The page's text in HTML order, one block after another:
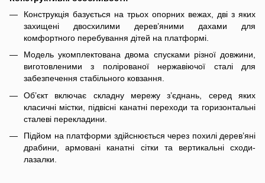
Конструкція базується на трьох опорних вежах, дві з яких
захищені двосхилими дерев’яними дахами для
комфортного перебування дітей на платформі.
Модель укомплектована двома спусками різної довжини,
виготовленими з полірованої нержавіючої сталі для
забезпечення стабільного ковзання.
Об’єкт включає складну мережу з’єднань, серед яких
класичні містки, підвісні канатні переходи та горизонтальні
сталеві перекладини.
Підйом на платформи здійснюється через похилі дерев’яні
драбини, армовані канатні сітки та вертикальні сходи-
лазалки.